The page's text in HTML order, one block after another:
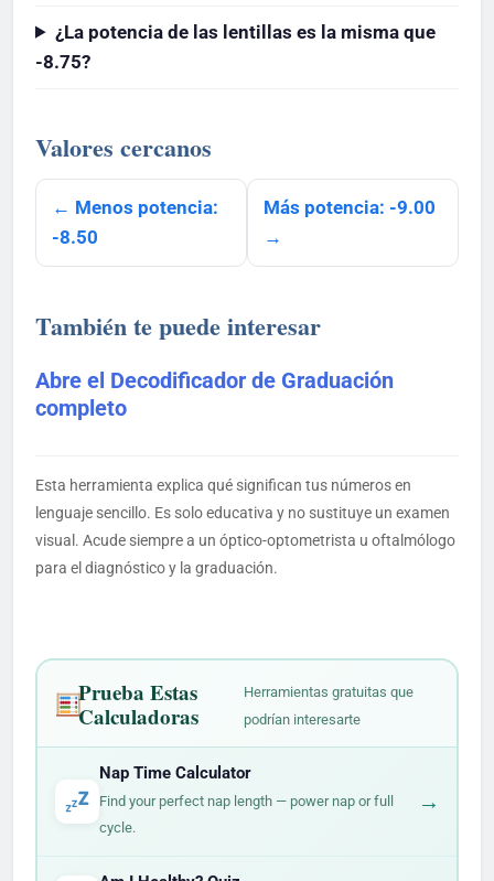
¿La potencia de las lentillas es la misma que
-8.75?
Valores cercanos
← Menos potencia:
-8.50
Más potencia: -9.00
→
También te puede interesar
Abre el Decodificador de Graduación
completo
Esta herramienta explica qué significan tus números en
lenguaje sencillo. Es solo educativa y no sustituye un examen
visual. Acude siempre a un óptico-optometrista u oftalmólogo
para el diagnóstico y la graduación.
Prueba Estas
Calculadoras
Herramientas gratuitas que
podrían interesarte
Nap Time Calculator
Find your perfect nap length — power nap or full
cycle.
→